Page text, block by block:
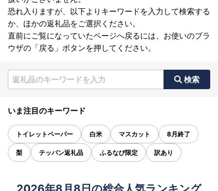
恐れ入りますが、以下よりキーワードを入力して検索する
か、ほかの返礼品をご選択ください。
直前にご覧になっていたページへ戻るには、お使いのブラ
ウザの「戻る」ボタンを押してください。
検索
いま注目のキーワード
トイレットペーパー 白米 マスカット 8月終了
梨 テッパン返礼品 ふるなび限定 訳あり